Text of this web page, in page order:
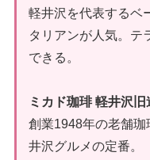
軽井沢を代表するベ
タリアンが人気。テ
できる。
ミカド珈琲 軽井沢旧
創業1948年の老舗
井沢グルメの定番。